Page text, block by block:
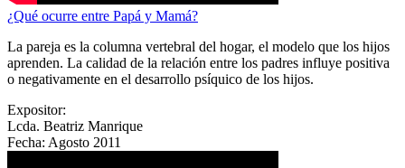
¿Qué ocurre entre Papá y Mamá?
La pareja es la columna vertebral del hogar, el modelo que los hijos
aprenden. La calidad de la relación entre los padres influye positiva
o negativamente en el desarrollo psíquico de los hijos.
Expositor:
Lcda. Beatriz Manrique
Fecha: Agosto 2011